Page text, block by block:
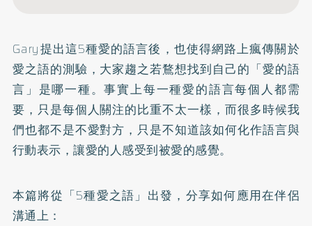
Gary提出這5種愛的語言後，也使得網路上瘋傳關於
愛之語的測驗，大家趨之若鶩想找到自己的「愛的語
言」是哪一種。事實上每一種愛的語言每個人都需
要，只是每個人關注的比重不太一樣，而很多時候我
們也都不是不愛對方，只是不知道該如何化作語言與
行動表示，讓愛的人感受到被愛的感覺。
本篇將從「5種愛之語」出發，分享如何應用在伴侶
溝通上：